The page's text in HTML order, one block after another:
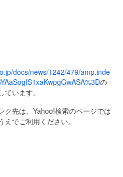
docs/news/1242/479/amp.inde
の
います。
ク先は、Yahoo!検索のページでは
でご利用ください。